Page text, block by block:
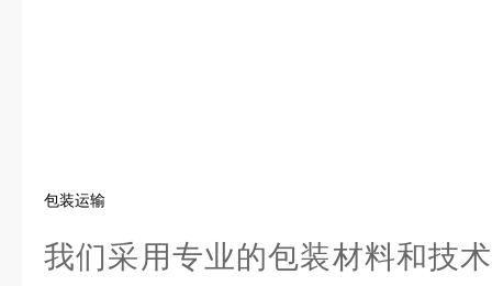
包装运输
我们采用专业的包装材料和技